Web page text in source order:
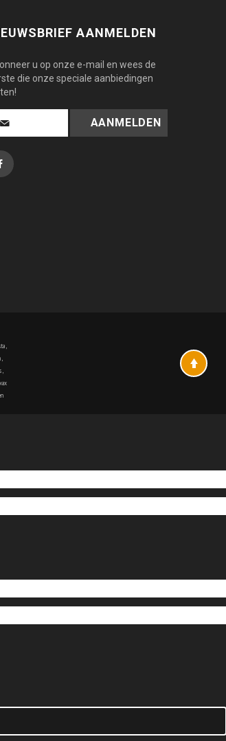
AANMELDEN
u op onze e-mail en wees de
die onze speciale aanbiedingen
AANMELDEN
,
,
,